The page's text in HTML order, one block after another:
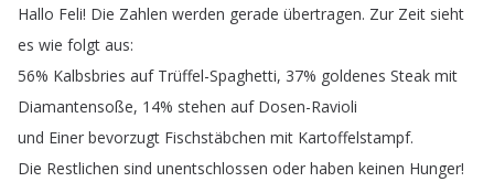
Hallo Feli! Die Zahlen werden gerade übertragen. Zur Zeit sieht
es wie folgt aus:
56% Kalbsbries auf Trüffel-Spaghetti, 37% goldenes Steak mit
Diamantensoße, 14% stehen auf Dosen-Ravioli
und Einer bevorzugt Fischstäbchen mit Kartoffelstampf.
Die Restlichen sind unentschlossen oder haben keinen Hunger!